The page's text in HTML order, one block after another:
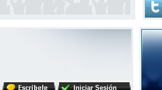
Iniciar Sesión